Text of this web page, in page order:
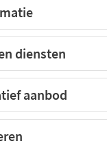
diensten
aanbod